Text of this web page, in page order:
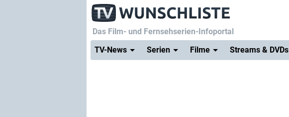
Das Film- und Fernsehserien-Infoportal
TV-News
Serien Filme Streams & DVDs